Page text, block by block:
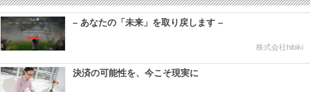
– あなたの「未来」を取り戻します –
株式会社hibiki
決済の可能性を、今こそ現実に